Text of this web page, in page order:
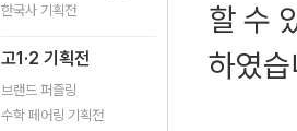
한국사 기획전
고1·2 기획전
브랜드 퍼즐링
수학 페어링 기획전
할 수
하였